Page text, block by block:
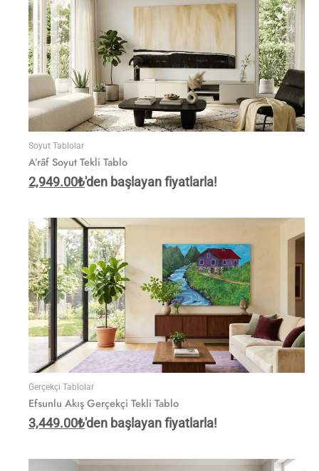
Soyut Tablolar
A’râf Soyut Tekli Tablo
2,949.00₺'den başlayan fiyatlarla!
Gerçekçi Tablolar
Efsunlu Akış Gerçekçi Tekli Tablo
3,449.00₺'den başlayan fiyatlarla!